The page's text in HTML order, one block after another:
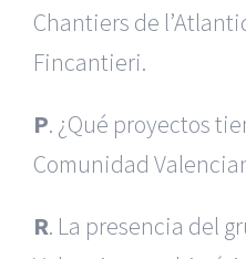
Chantiers de
Fincantieri.
P. ¿Qué proyectos
Comunidad
R. La presencia del